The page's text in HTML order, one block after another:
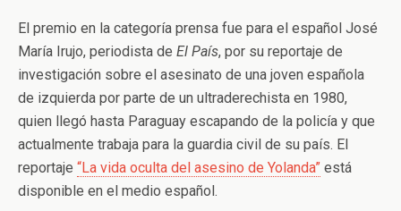
El premio en la categoría prensa fue para el español José
María Irujo, periodista de El País, por su reportaje de
investigación sobre el asesinato de una joven española
de izquierda por parte de un ultraderechista en 1980,
quien llegó hasta Paraguay escapando de la policía y que
actualmente trabaja para la guardia civil de su país. El
reportaje “La vida oculta del asesino de Yolanda” está
disponible en el medio español.